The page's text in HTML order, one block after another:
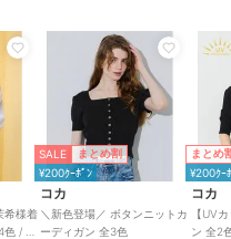
ディガン
希様着
/ 冷
SALE まとめ割
¥200ｸｰﾎﾟﾝ
コカ
＼新色登場／ ボタンニットカ
ーディガン 全3色
まとめ
¥200ｸｰ
コカ
【UV
ン 全2